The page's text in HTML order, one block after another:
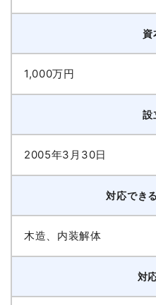
資
1,000万円
設
2005年3月30日
対応でき
木造、内装解体
対